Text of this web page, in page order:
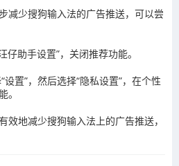
减少搜狗输入法的广告推送，可以尝
仔助手设置”，关闭推荐功能。
设置”，然后选择“隐私设置”，在个性
。
效地减少搜狗输入法上的广告推送，